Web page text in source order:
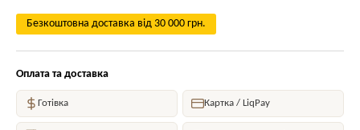
Безкоштовна доставка від 30 000 грн.
Оплата та доставка
Готівка Картка / LiqPay